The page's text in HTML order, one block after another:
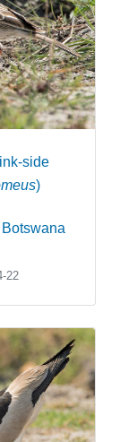
side
)
Botswana
22